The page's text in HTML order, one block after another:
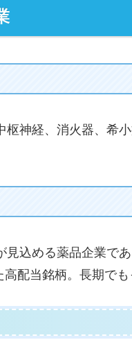
神経、消火器、希
込める薬品企業で
配当銘柄。長期で